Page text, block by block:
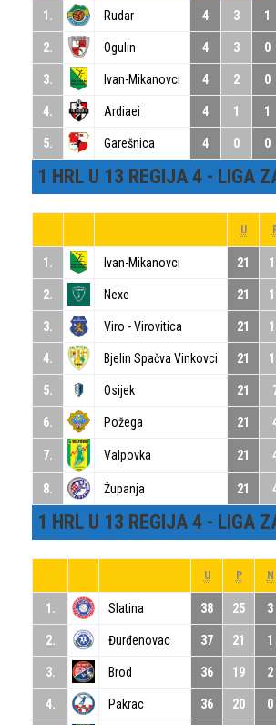
1. Rudar 4 3 1
2. Ogulin 4 3 0
3. Ivan-Mikanovci 4 2 0
4. Ardiaei 4 1 1
5. Garešnica 4 0 0
1 HRL U 13 REGIJA 4 - LIGA
U
1. Ivan-Mikanovci 21
2. Nexe 21
3. Viro - Virovitica 21
4. Bjelin Spačva Vinkovci 21
5. Osijek 21
6. Požega 21
7. Valpovka 21
8. Županja 21
1 HRL U 13 REGIJA 4 - LIGA
U P N
1. Slatina 38 25 3
2. Đurđenovac 37 21 1
3. Brod 36 19 2
4. Pakrac 36 20 0